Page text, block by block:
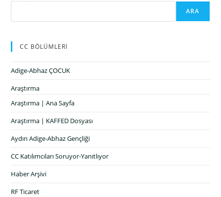
ARA
CC BÖLÜMLERİ
Adige-Abhaz ÇOCUK
Araştırma
Araştırma | Ana Sayfa
Araştırma | KAFFED Dosyası
Aydın Adige-Abhaz Gençliği
CC Katılımcıları Soruyor-Yanıtlıyor
Haber Arşivi
RF Ticaret